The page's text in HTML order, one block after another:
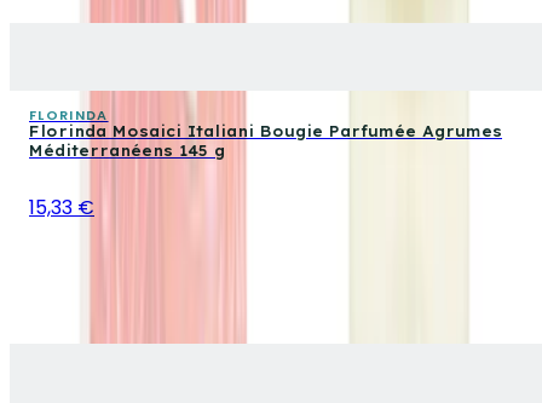
FLORINDA
Florinda Mosaici Italiani Bougie Parfumée Agrumes
Méditerranéens 145 g
15,33 €